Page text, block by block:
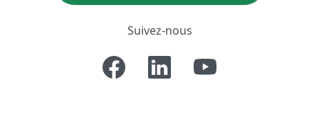
Suivez-nous